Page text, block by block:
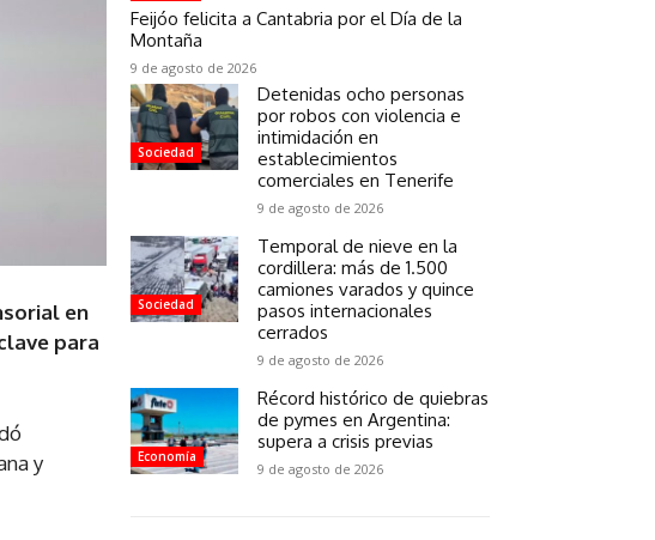
en
para
y
Feijóo felicita a Cantabria por el Día de la
Montaña
9 de agosto de 2026
Sociedad
Detenidas ocho personas
por robos con violencia e
intimidación en
establecimientos
comerciales en Tenerife
9 de agosto de 2026
Sociedad
Temporal de nieve en la
cordillera: más de 1.500
camiones varados y quince
pasos internacionales
cerrados
9 de agosto de 2026
Economía
Récord histórico de quiebras
de pymes en Argentina:
supera a crisis previas
9 de agosto de 2026